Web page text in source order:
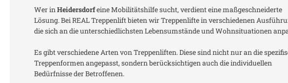
Wer in Heidersdorfeine Mobilitätshilfe sucht, verdient eine maßgeschneiderte
Lösung. Bei REAL Treppenlift bieten wir Treppenlifte in verschiedenen
die sich an die unterschiedlichsten Lebensumstände und Wohnsituationen
Es gibt verschiedene Arten von Treppenliften. Diese sind nicht nur an die
Treppenformen angepasst, sondern berücksichtigen auch die individuellen
Bedürfnisse der Betroffenen.